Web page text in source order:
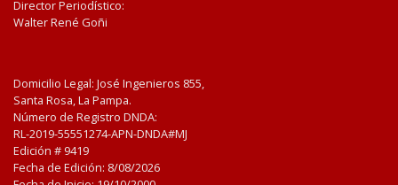
Director Periodístico:
Walter René Goñi
Domicilio Legal: José Ingenieros 855,
Santa Rosa, La Pampa.
Número de Registro DNDA:
RL-2019-55551274-APN-DNDA#MJ
Edición # 9419
Fecha de Edición: 8/08/2026